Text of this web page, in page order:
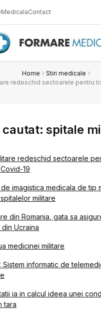
Contact
Home
Stiri medicale
redeschid sectoarele pentru
cautat: spitale
redeschid sectoarele
19
imagistica medicala de tip
militare
din Romania, gata sa
din Ucraina
medicinei militare
Sistem informatic de
ia in calcul ideea unei
tara